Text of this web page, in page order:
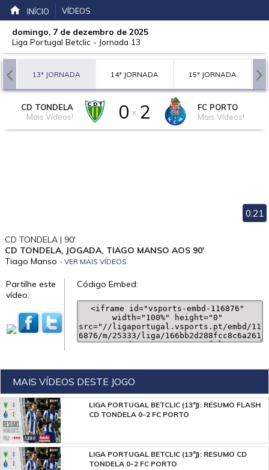
INÍCIO VÍDEOS
domingo, 7 de dezembro de 2025
Liga Portugal Betclic - Jornada 13
13ª JORNADA 14ª JORNADA 15ª JORNADA
CD TONDELA
Mais Vídeos!
0 x 2
FC PORTO
Mais Vídeos!
0:21
CD TONDELA | 90'
CD TONDELA, JOGADA, TIAGO MANSO AOS 90'
Tiago Manso - VER MAIS VÍDEOS
Partilhe este
vídeo:
Código Embed:
MAIS VÍDEOS DESTE JOGO
LIGA PORTUGAL BETCLIC (13ªJ): RESUMO FLASH
CD TONDELA 0-2 FC PORTO
LIGA PORTUGAL BETCLIC (13ªJ): RESUMO CD
TONDELA 0-2 FC PORTO